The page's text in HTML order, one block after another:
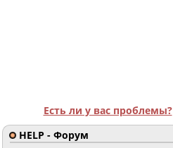
Есть ли у вас проблемы?
HELP - Форум